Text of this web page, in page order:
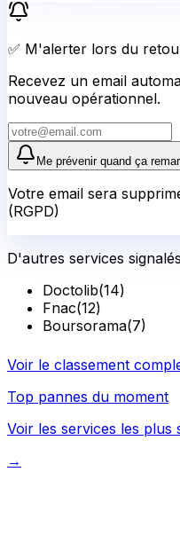
✅ M'alerter lors du
Recevez un email
nouveau opérationnel.
Me prévenir quand ça
Votre email sera
(RGPD)
D'autres services
Doctolib(14)
Fnac(12)
Boursorama(7)
Voir le classement
Top pannes du moment
Voir les services les plus
→